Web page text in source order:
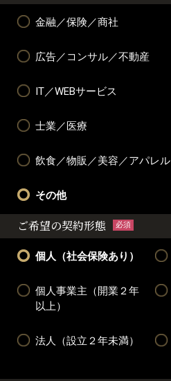
金融／保険／商社
広告／コンサル／不動産
IT／WEBサービス
士業／医療
飲食／物販／美容／アパレル
その他
ご希望の契約形態 必須
個人（社会保険あり）
個人事業主（開業２年
以上）
法人（設立２年未満）